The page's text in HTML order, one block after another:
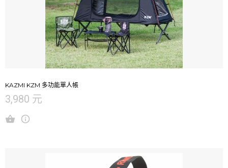
KAZMI KZM 多功能單人帳
3,980 元